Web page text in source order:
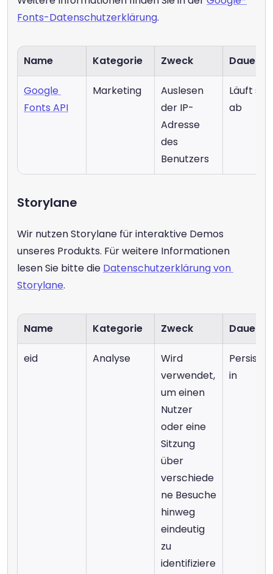
Fonts-Datenschutzerklärung.
Name Kategorie Zweck Dauer
Google
Fonts API
Marketing
Auslesen
der IP-
Adresse
des
Benutzers
Läuft
ab
Storylane
Wir nutzen Storylane für interaktive Demos
unseres Produkts. Für weitere Informationen
lesen Sie bitte die Datenschutzerklärung von
Storylane.
Name Kategorie Zweck Dauer
eid Analyse
Wird
verwendet,
um einen
Nutzer
oder eine
Sitzung
über
verschiede
ne Besuche
hinweg
eindeutig
zu
identifiziere
in